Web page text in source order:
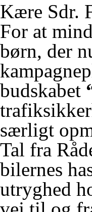
Kære Sdr.
For at
børn, der
budskabet
særligt
Tal fra
bilernes
utryghed